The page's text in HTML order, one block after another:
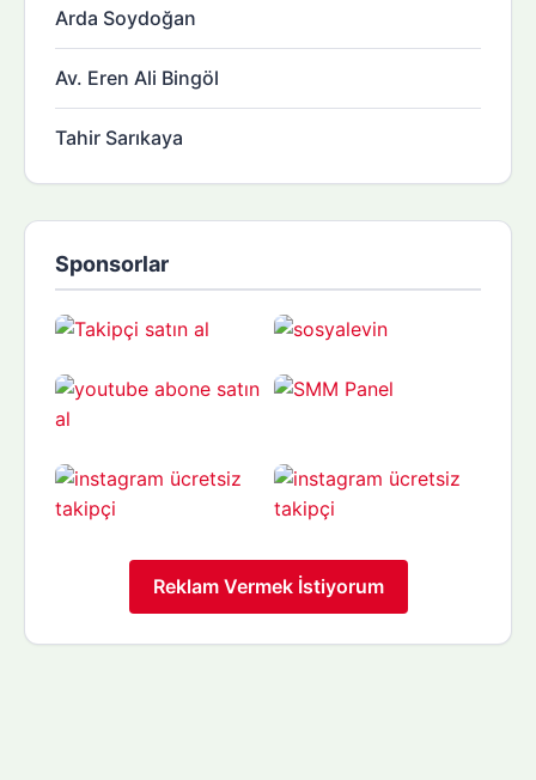
Arda Soydoğan
Av. Eren Ali Bingöl
Tahir Sarıkaya
Sponsorlar
Reklam Vermek İstiyorum